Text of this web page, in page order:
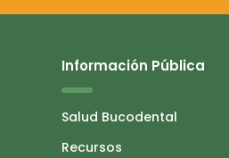
Información Pública
Salud Bucodental
Recursos